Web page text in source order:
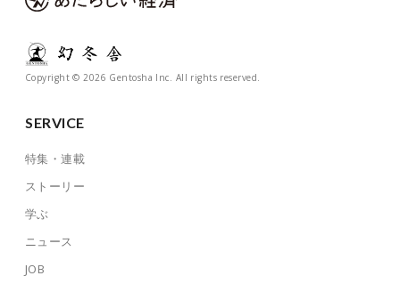
Copyright © 2026 Gentosha Inc. All rights reserved.
SERVICE
特集・連載
ストーリー
学ぶ
ニュース
JOB